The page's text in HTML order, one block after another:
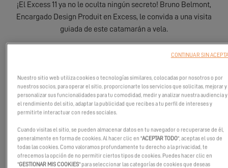
¡El Excess 11 ya no le oculta ningún secreto! Bruno Belmont,
Encargado Design Produit en Excess, le convida a una visita
guiada de este catamarán a vela.
Nuestro sitio web utiliza cookies o tecnologías similares, colocadas por nosotros o por
nuestros socios, para operar el sitio, proporcionarte los servicios que solicitas, mejorar y
personalizar sus funcionalidades para tu comodidad, medir y analizar nuestra audiencia y
el rendimiento del sitio, adaptar la publicidad que recibes a tu perfil de intereses y
permitirte interactuar con redes sociales.
Cuando visitas el sitio, se pueden almacenar datos en tu navegador o recuperarse de él,
generalmente en forma de cookies. Al hacer clic en "ACEPTAR TODO", aceptas el uso de
todas las cookies. Como valoramos profundamente tu derecho a la privacidad, te
ofrecemos la opción de no permitir ciertos tipos de cookies. Puedes hacer clic en
"GESTIONAR MIS COOKIES" para seleccionar las categorías de cookies que deseas
CONTINUAR SIN